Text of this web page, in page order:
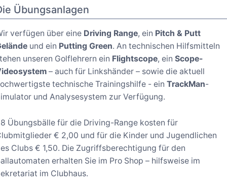
Übungsanlagen
verfügen über eine Driving Range, ein Pitch & Putt
und ein Putting Green. An technischen Hilfsmitteln
unseren Golflehrern ein Flightscope, einScope-
– auch für Linkshänder – sowie die aktuell
technische Trainingshilfe - einTrackMan-
und Analysesystem zur Verfügung.
Übungsbälle für die Driving-Range kosten für
€ 2,00 und für die Kinder und Jugendlichen
Clubs € 1,50. Die Zugriffsberechtigung für den
erhalten Sie im Pro Shop – hilfsweise im
im Clubhaus.